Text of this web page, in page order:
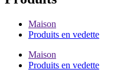
Maison
Produits en vedette
Maison
Produits en vedette